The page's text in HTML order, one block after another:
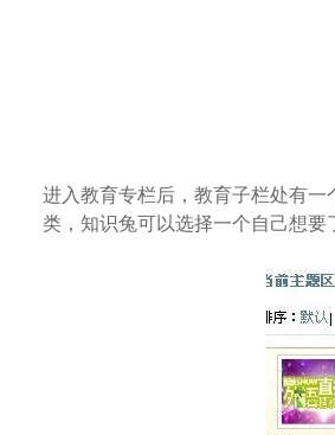
进入教育专栏后，教育子栏处有
类，知识兔可以选择一个自己想要